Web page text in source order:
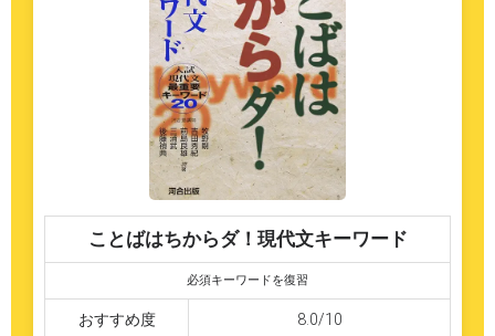
ことばはちからダ！現代文キーワード
必須キーワードを復習
おすすめ度 8.0/10